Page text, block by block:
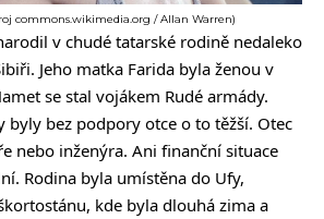
commons.wikimedia.org / Allan Warren)
v chudé tatarské rodině nedaleko
Jeho matka Farida byla ženou v
se stal vojákem Rudé armády.
byly bez podpory otce o to těžší. Otec
nebo inženýra. Ani finanční situace
Rodina byla umístěna do Ufy,
kde byla dlouhá zima a